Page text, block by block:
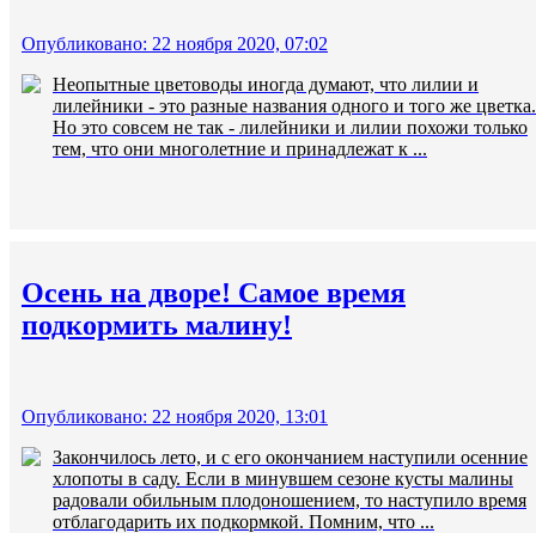
Опубликовано: 22 ноября 2020, 07:02
Неопытные цветоводы иногда думают, что лилии и
лилейники - это разные названия одного и того же цветка.
Но это совсем не так - лилейники и лилии похожи только
тем, что они многолетние и принадлежат к ...
Осень на дворе! Самое время
подкормить малину!
Опубликовано: 22 ноября 2020, 13:01
Закончилось лето, и с его окончанием наступили осенние
хлопоты в саду. Если в минувшем сезоне кусты малины
радовали обильным плодоношением, то наступило время
отблагодарить их подкормкой. Помним, что ...